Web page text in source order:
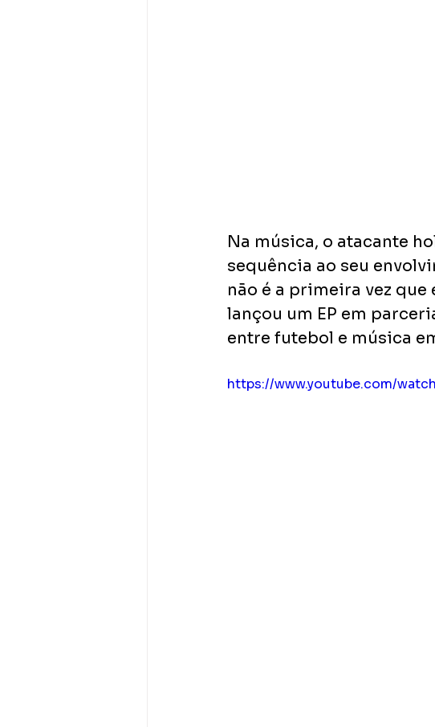
Na música, o atacante
sequência ao seu
não é a primeira vez
lançou um EP em
entre futebol e música
https://www.youtube.com/